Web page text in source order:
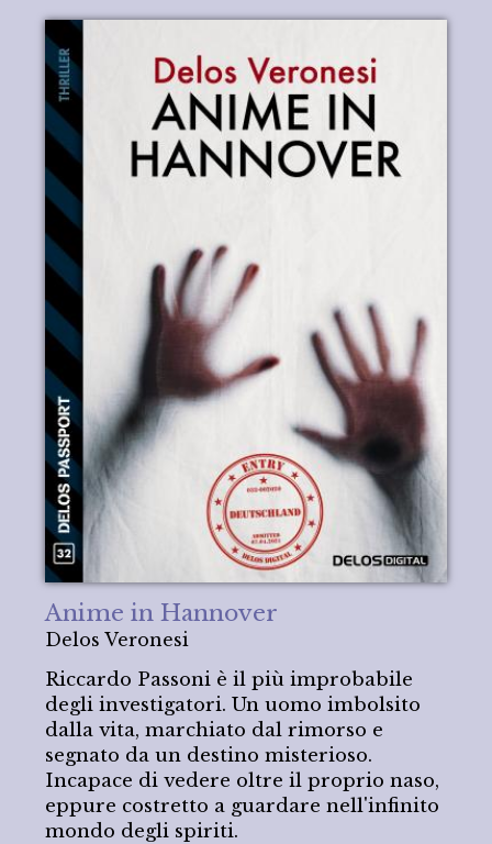
Anime in Hannover
Delos Veronesi
Riccardo Passoni è il più improbabile
degli investigatori. Un uomo imbolsito
dalla vita, marchiato dal rimorso e
segnato da un destino misterioso.
Incapace di vedere oltre il proprio naso,
eppure costretto a guardare nell'infinito
mondo degli spiriti.